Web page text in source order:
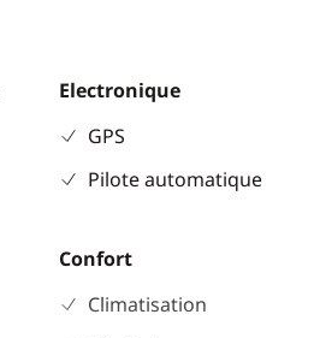
Electronique
GPS
Pilote automatique
Confort
Climatisation